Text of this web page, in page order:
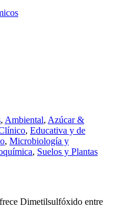
, Ambiental, Azúcar &
, Educativa y de
, Microbiología y
, Suelos y Plantas
Dimetilsulfóxido entre